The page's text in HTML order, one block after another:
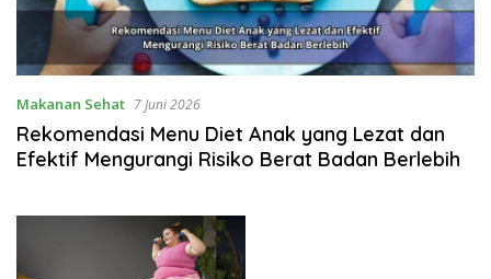
Makanan Sehat 7 Juni 2026
Rekomendasi Menu Diet Anak yang Lezat dan
Efektif Mengurangi Risiko Berat Badan Berlebih